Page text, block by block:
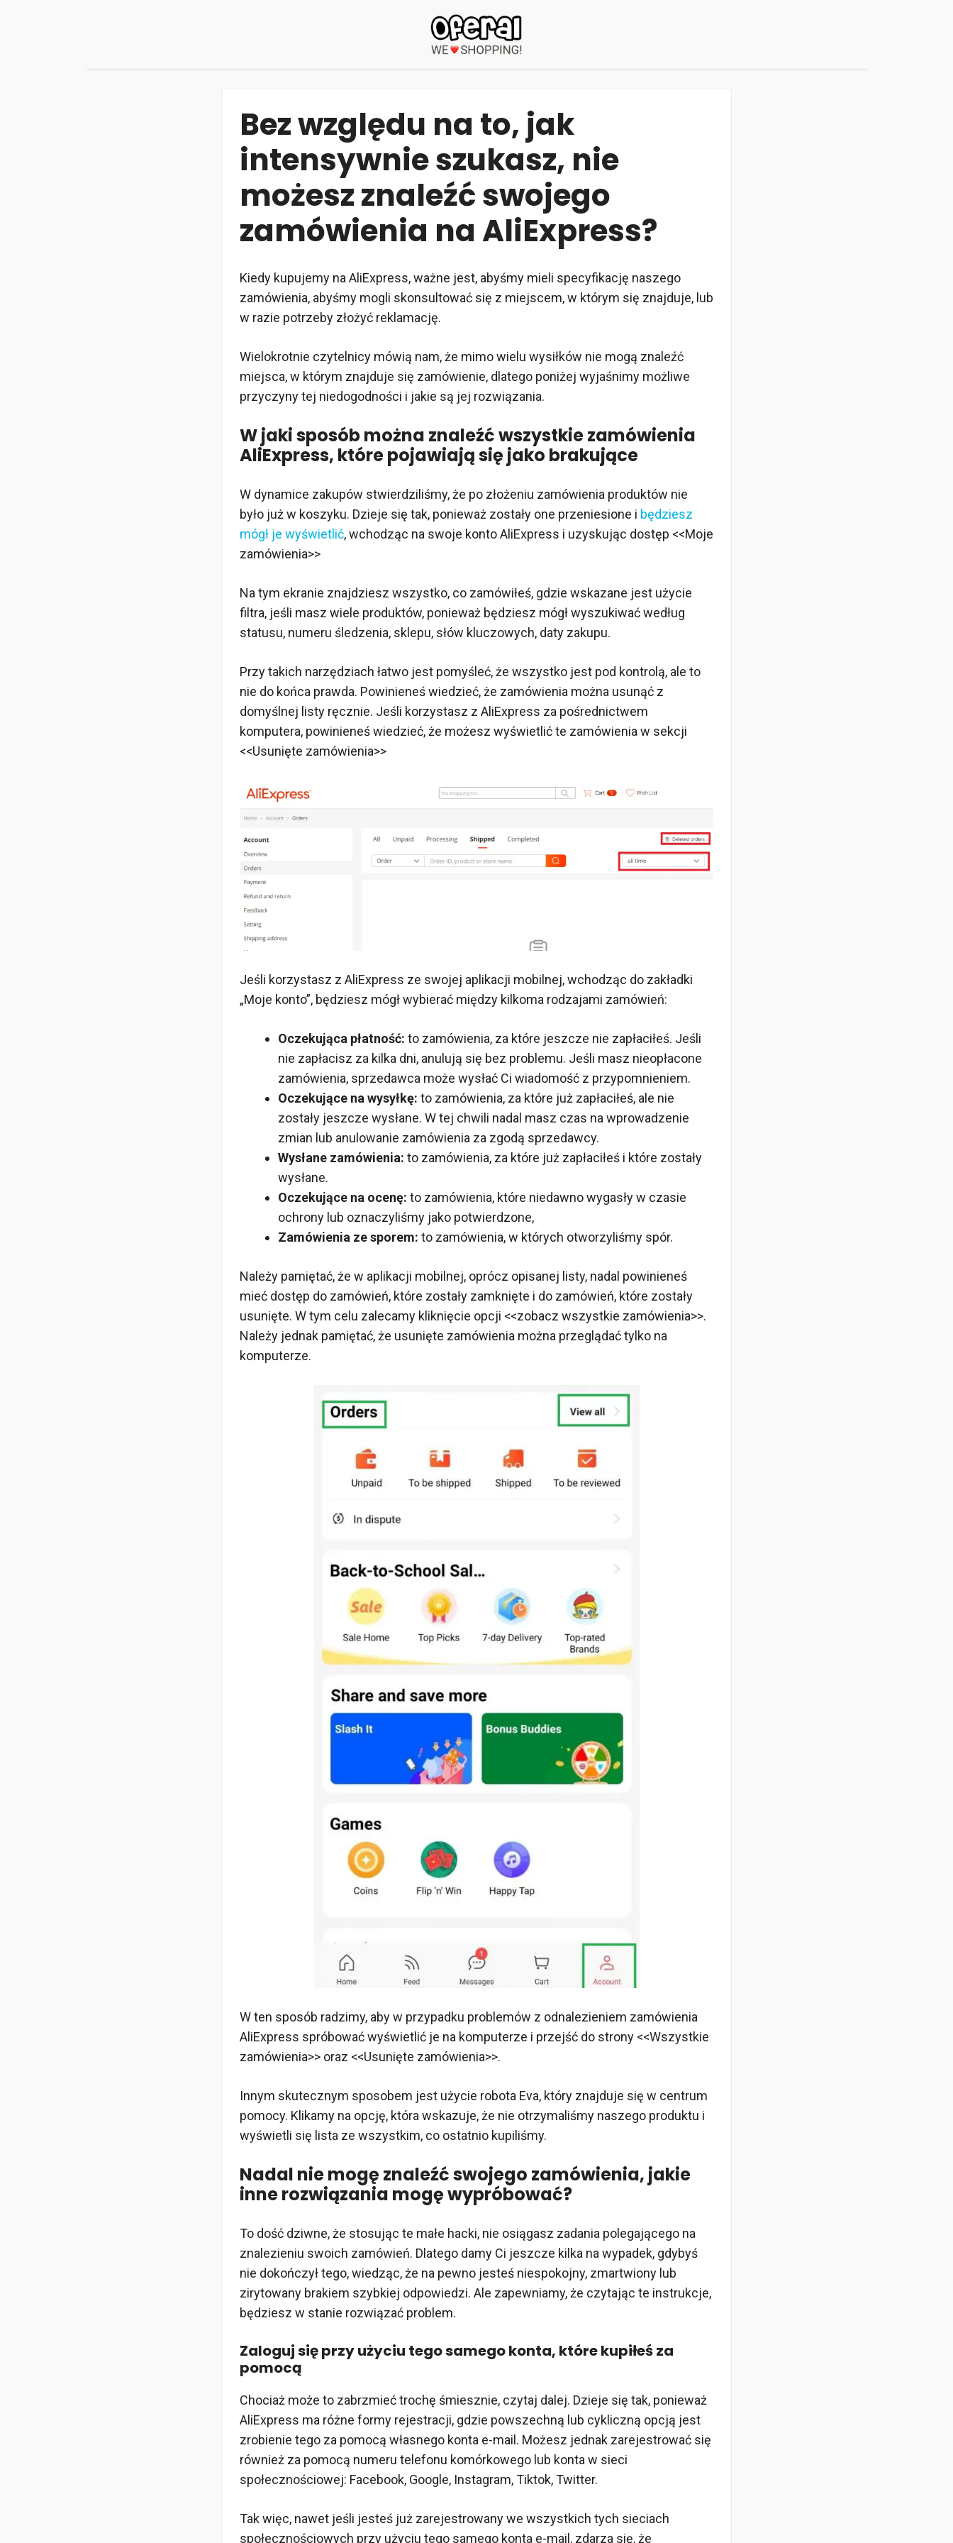
Bez względu na to, jak
intensywnie szukasz, nie
możesz znaleźć swojego
zamówienia na AliExpress?
Kiedy kupujemy na AliExpress, ważne jest, abyśmy mieli specyfikację naszego
zamówienia, abyśmy mogli skonsultować się z miejscem, w którym się znajduje, lub
w razie potrzeby złożyć reklamację.
Wielokrotnie czytelnicy mówią nam, że mimo wielu wysiłków nie mogą znaleźć
miejsca, w którym znajduje się zamówienie, dlatego poniżej wyjaśnimy możliwe
przyczyny tej niedogodności i jakie są jej rozwiązania.
W jaki sposób można znaleźć wszystkie zamówienia
AliExpress, które pojawiają się jako brakujące
W dynamice zakupów stwierdziliśmy, że po złożeniu zamówienia produktów nie
było już w koszyku. Dzieje się tak, ponieważ zostały one przeniesione i będziesz
mógł je wyświetlić, wchodząc na swoje konto AliExpress i uzyskując dostęp <<Moje
zamówienia>>
Na tym ekranie znajdziesz wszystko, co zamówiłeś, gdzie wskazane jest użycie
filtra, jeśli masz wiele produktów, ponieważ będziesz mógł wyszukiwać według
statusu, numeru śledzenia, sklepu, słów kluczowych, daty zakupu.
Przy takich narzędziach łatwo jest pomyśleć, że wszystko jest pod kontrolą, ale to
nie do końca prawda. Powinieneś wiedzieć, że zamówienia można usunąć z
domyślnej listy ręcznie. Jeśli korzystasz z AliExpress za pośrednictwem
komputera, powinieneś wiedzieć, że możesz wyświetlić te zamówienia w sekcji
<<Usunięte zamówienia>>
Jeśli korzystasz z AliExpress ze swojej aplikacji mobilnej, wchodząc do zakładki
„Moje konto”, będziesz mógł wybierać między kilkoma rodzajami zamówień:
Oczekująca płatność: to zamówienia, za które jeszcze nie zapłaciłeś. Jeśli
nie zapłacisz za kilka dni, anulują się bez problemu. Jeśli masz nieopłacone
zamówienia, sprzedawca może wysłać Ci wiadomość z przypomnieniem.
Oczekujące na wysyłkę: to zamówienia, za które już zapłaciłeś, ale nie
zostały jeszcze wysłane. W tej chwili nadal masz czas na wprowadzenie
zmian lub anulowanie zamówienia za zgodą sprzedawcy.
Wysłane zamówienia: to zamówienia, za które już zapłaciłeś i które zostały
wysłane.
Oczekujące na ocenę: to zamówienia, które niedawno wygasły w czasie
ochrony lub oznaczyliśmy jako potwierdzone,
Zamówienia ze sporem: to zamówienia, w których otworzyliśmy spór.
Należy pamiętać, że w aplikacji mobilnej, oprócz opisanej listy, nadal powinieneś
mieć dostęp do zamówień, które zostały zamknięte i do zamówień, które zostały
usunięte. W tym celu zalecamy kliknięcie opcji <<zobacz wszystkie zamówienia>>.
Należy jednak pamiętać, że usunięte zamówienia można przeglądać tylko na
komputerze.
W ten sposób radzimy, aby w przypadku problemów z odnalezieniem zamówienia
AliExpress spróbować wyświetlić je na komputerze i przejść do strony <<Wszystkie
zamówienia>> oraz <<Usunięte zamówienia>>.
Innym skutecznym sposobem jest użycie robota Eva, który znajduje się w centrum
pomocy. Klikamy na opcję, która wskazuje, że nie otrzymaliśmy naszego produktu i
wyświetli się lista ze wszystkim, co ostatnio kupiliśmy.
Nadal nie mogę znaleźć swojego zamówienia, jakie
inne rozwiązania mogę wypróbować?
To dość dziwne, że stosując te małe hacki, nie osiągasz zadania polegającego na
znalezieniu swoich zamówień. Dlatego damy Ci jeszcze kilka na wypadek, gdybyś
nie dokończył tego, wiedząc, że na pewno jesteś niespokojny, zmartwiony lub
zirytowany brakiem szybkiej odpowiedzi. Ale zapewniamy, że czytając te instrukcje,
będziesz w stanie rozwiązać problem.
Zaloguj się przy użyciu tego samego konta, które kupiłeś za
pomocą
Chociaż może to zabrzmieć trochę śmiesznie, czytaj dalej. Dzieje się tak, ponieważ
AliExpress ma różne formy rejestracji, gdzie powszechną lub cykliczną opcją jest
zrobienie tego za pomocą własnego konta e-mail. Możesz jednak zarejestrować się
również za pomocą numeru telefonu komórkowego lub konta w sieci
społecznościowej: Facebook, Google, Instagram, Tiktok, Twitter.
Tak więc, nawet jeśli jesteś już zarejestrowany we wszystkich tych sieciach
społecznościowych przy użyciu tego samego konta e-mail, zdarza się, że